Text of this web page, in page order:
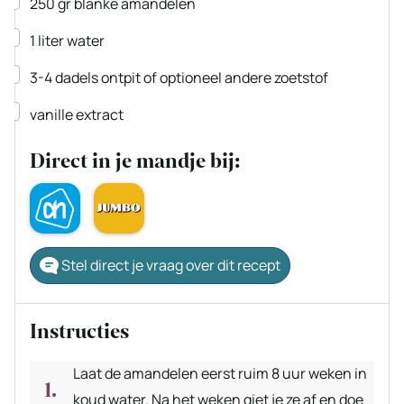
▢
1 literwater
▢
3-4dadelsontpit of optioneel andere zoetstof
▢
vanille extract
Direct in je mandje bij:
Stel direct je vraag over dit recept
Instructies
Laat de amandelen eerst ruim 8 uur weken in
koud water. Na het weken giet je ze af en doe